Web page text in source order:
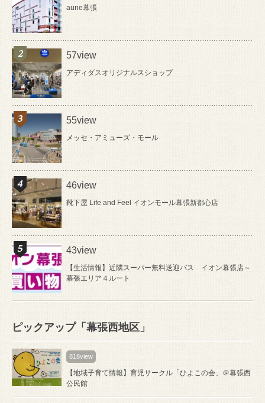
aune幕張
57view
アディダスオリジナルスショップ
55view
メッセ・アミューズ・モール
46view
靴下屋 Life and Feel イオンモール幕張新都心店
43view
【生活情報】近隣スーパー無料送迎バス イオン幕張店～
幕張エリア４ルート
ピックアップ「幕張西地区」
818view
【地域子育て情報】育児サークル「ひよこの会」＠幕張西
公民館